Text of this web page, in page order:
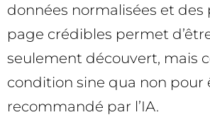
données normalisées et des
page crédibles permet
seulement découvert, mais
condition sine qua non pour
recommandé par l’IA.